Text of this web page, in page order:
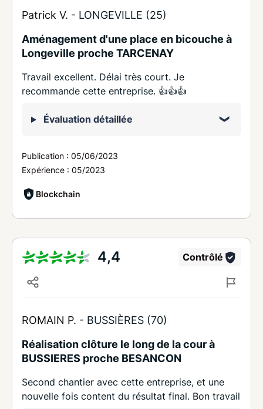
Patrick V. - LONGEVILLE (25)
Aménagement d'une place en bicouche à
Longeville proche TARCENAY
Travail excellent. Délai très court. Je
recommande cette entreprise. 👍👍👍
Évaluation détaillée
Publication : 05/06/2023
Expérience : 05/2023
Blockchain
4,4 Contrôlé
ROMAIN P. - BUSSIÈRES (70)
Réalisation clôture le long de la cour à
BUSSIERES proche BESANCON
Second chantier avec cette entreprise, et une
nouvelle fois content du résultat final. Bon travail